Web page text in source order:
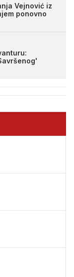
Vejnović iz
ponovno